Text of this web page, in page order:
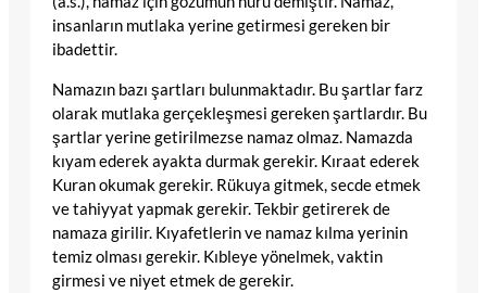
insanların mutlaka yerine getirmesi gereken bir
ibadettir.
Namazın bazı şartları bulunmaktadır. Bu şartlar farz
olarak mutlaka gerçekleşmesi gereken şartlardır. Bu
şartlar yerine getirilmezse namaz olmaz. Namazda
kıyam ederek ayakta durmak gerekir. Kıraat ederek
Kuran okumak gerekir. Rükuya gitmek, secde etmek
ve tahiyyat yapmak gerekir. Tekbir getirerek de
namaza girilir. Kıyafetlerin ve namaz kılma yerinin
temiz olması gerekir. Kıbleye yönelmek, vaktin
girmesi ve niyet etmek de gerekir.